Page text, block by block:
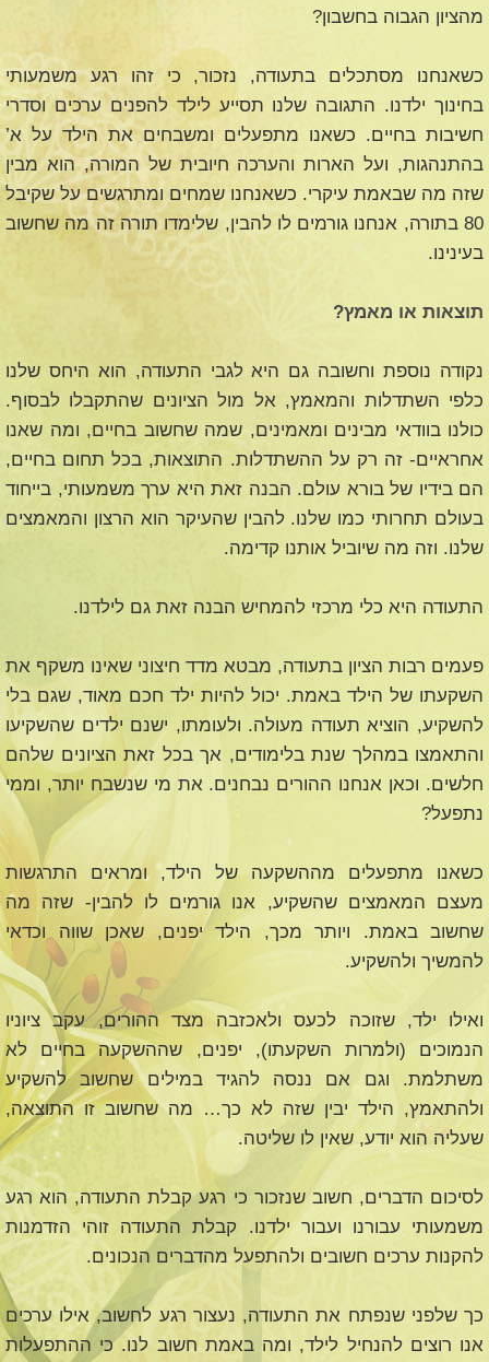
מהציון הגבוה בחשבון?
כשאנחנו מסתכלים בתעודה, נזכור, כי זהו רגע משמעותי
בחינוך ילדנו. התגובה שלנו תסייע לילד להפנים ערכים וסדרי
חשיבות בחיים. כשאנו מתפעלים ומשבחים את הילד על א’
בהתנהגות, ועל הארות והערכה חיובית של המורה, הוא מבין
שזה מה שבאמת עיקרי. כשאנחנו שמחים ומתרגשים על שקיבל
80 בתורה, אנחנו גורמים לו להבין, שלימדו תורה זה מה שחשוב
בעינינו.
תוצאות או מאמץ?
נקודה נוספת וחשובה גם היא לגבי התעודה, הוא היחס שלנו
כלפי השתדלות והמאמץ, אל מול הציונים שהתקבלו לבסוף.
כולנו בוודאי מבינים ומאמינים, שמה שחשוב בחיים, ומה שאנו
אחראיים- זה רק על ההשתדלות. התוצאות, בכל תחום בחיים,
הם בידיו של בורא עולם. הבנה זאת היא ערך משמעותי, בייחוד
בעולם תחרותי כמו שלנו. להבין שהעיקר הוא הרצון והמאמצים
שלנו. וזה מה שיוביל אותנו קדימה.
התעודה היא כלי מרכזי להמחיש הבנה זאת גם לילדנו.
פעמים רבות הציון בתעודה, מבטא מדד חיצוני שאינו משקף את
השקעתו של הילד באמת. יכול להיות ילד חכם מאוד, שגם בלי
להשקיע, הוציא תעודה מעולה. ולעומתו, ישנם ילדים שהשקיעו
והתאמצו במהלך שנת בלימודים, אך בכל זאת הציונים שלהם
חלשים. וכאן אנחנו ההורים נבחנים. את מי שנשבח יותר, וממי
נתפעל?
כשאנו מתפעלים מההשקעה של הילד, ומראים התרגשות
מעצם המאמצים שהשקיע, אנו גורמים לו להבין- שזה מה
שחשוב באמת. ויותר מכך, הילד יפנים, שאכן שווה וכדאי
להמשיך ולהשקיע.
ואילו ילד, שזוכה לכעס ולאכזבה מצד ההורים, עקב ציוניו
הנמוכים (ולמרות השקעתו), יפנים, שההשקעה בחיים לא
משתלמת. וגם אם ננסה להגיד במילים שחשוב להשקיע
ולהתאמץ, הילד יבין שזה לא כך… מה שחשוב זו התוצאה,
שעליה הוא יודע, שאין לו שליטה.
לסיכום הדברים, חשוב שנזכור כי רגע קבלת התעודה, הוא רגע
משמעותי עבורנו ועבור ילדנו. קבלת התעודה זוהי הזדמנות
להקנות ערכים חשובים ולהתפעל מהדברים הנכונים.
כך שלפני שנפתח את התעודה, נעצור רגע לחשוב, אילו ערכים
אנו רוצים להנחיל לילד, ומה באמת חשוב לנו. כי ההתפעלות